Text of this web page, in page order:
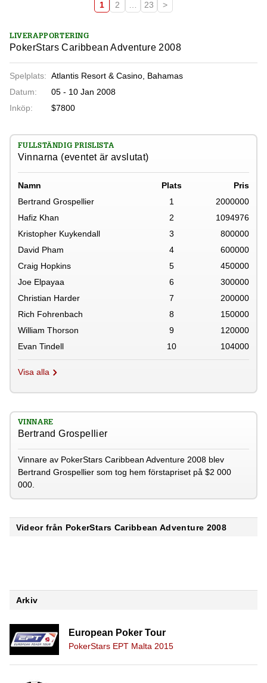
1 2 23 >
LIVERAPPORTERING
PokerStars Caribbean Adventure 2008
Spelplats: Atlantis Resort & Casino, Bahamas
Datum:
05 - 10 Jan 2008
Inköp:
$7800
FULLSTÄNDIG PRISLISTA
Vinnarna (eventet är avslutat)
Namn Plats
Pris
Bertrand Grospellier
1
2000000
Hafiz Khan
2
1094976
Kristopher Kuykendall
3
800000
David Pham
4
600000
Craig Hopkins
5
450000
Joe Elpayaa
6
300000
Christian Harder
7
200000
Rich Fohrenbach
8
150000
William Thorson
9
120000
Evan Tindell
10 104000
Visa alla
VINNARE
Bertrand Grospellier
Vinnare av PokerStars Caribbean Adventure 2008 blev
Bertrand Grospellier som tog hem förstapriset på $2 000
000.
Videor från PokerStars Caribbean Adventure 2008
Arkiv
European Poker Tour
PokerStars EPT Malta 2015